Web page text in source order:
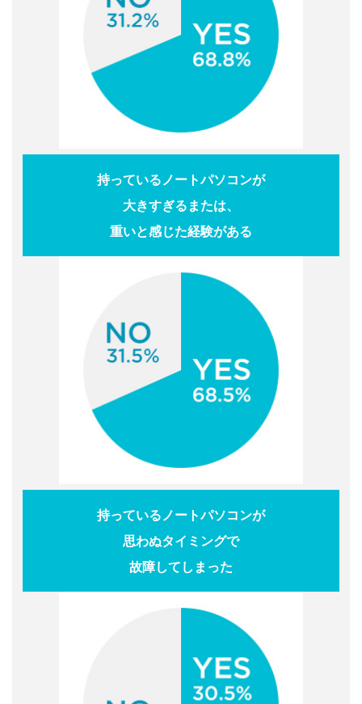
持っているノートパソコンが
大きすぎるまたは、
重いと感じた経験がある
持っているノートパソコンが
思わぬタイミングで
故障してしまった